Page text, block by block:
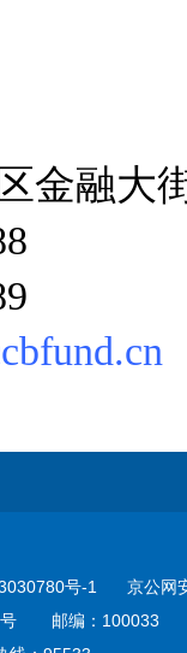
金融大
号-1
京公网
邮编：100033